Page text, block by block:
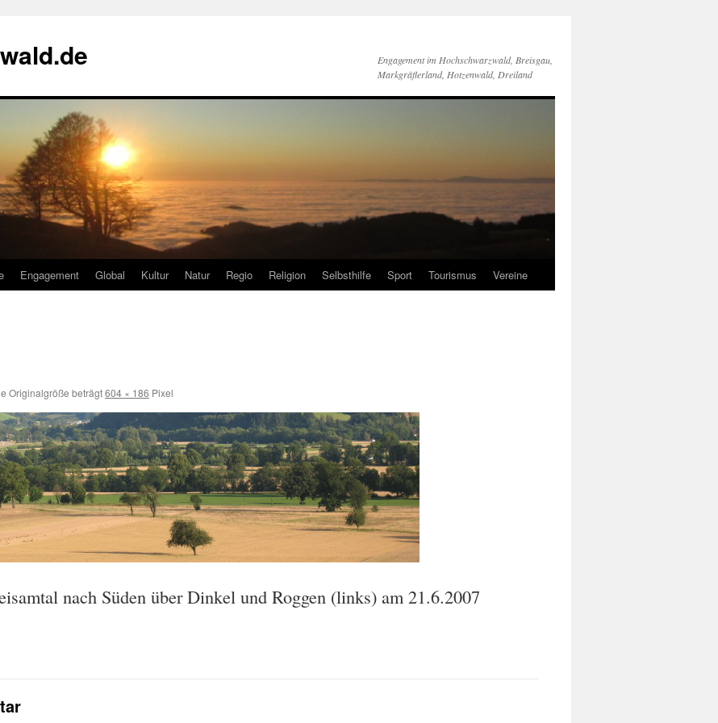
Engagement im Hochschwarzwald, Breisgau,
Markgräflerland, Hotzenwald, Dreiland
Engagement Global Kultur Natur Regio Religion Selbsthilfe Sport Tourismus Vereine
Originalgröße beträgt604 × 186 Pixel
nach Süden über Dinkel und Roggen (links) am 21.6.2007